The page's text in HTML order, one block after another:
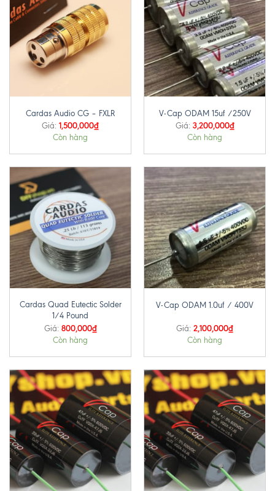
Cardas Audio CG – FXLR
Giá: 1,500,000₫
Còn hàng
V-Cap ODAM 15uf /250V
Giá: 3,200,000₫
Còn hàng
Cardas Quad Eutectic Solder
1/4 Pound
Giá: 800,000₫
Còn hàng
V-Cap ODAM 1.0uf / 400V
Giá: 2,100,000₫
Còn hàng